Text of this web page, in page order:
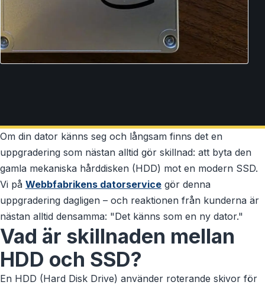
Om din dator känns seg och långsam finns det en
uppgradering som nästan alltid gör skillnad: att byta den
gamla mekaniska hårddisken (HDD) mot en modern SSD.
Vi på Webbfabrikens datorservice gör denna
uppgradering dagligen – och reaktionen från kunderna är
nästan alltid densamma: "Det känns som en ny dator."
Vad är skillnaden mellan
HDD och SSD?
En HDD (Hard Disk Drive) använder roterande skivor för